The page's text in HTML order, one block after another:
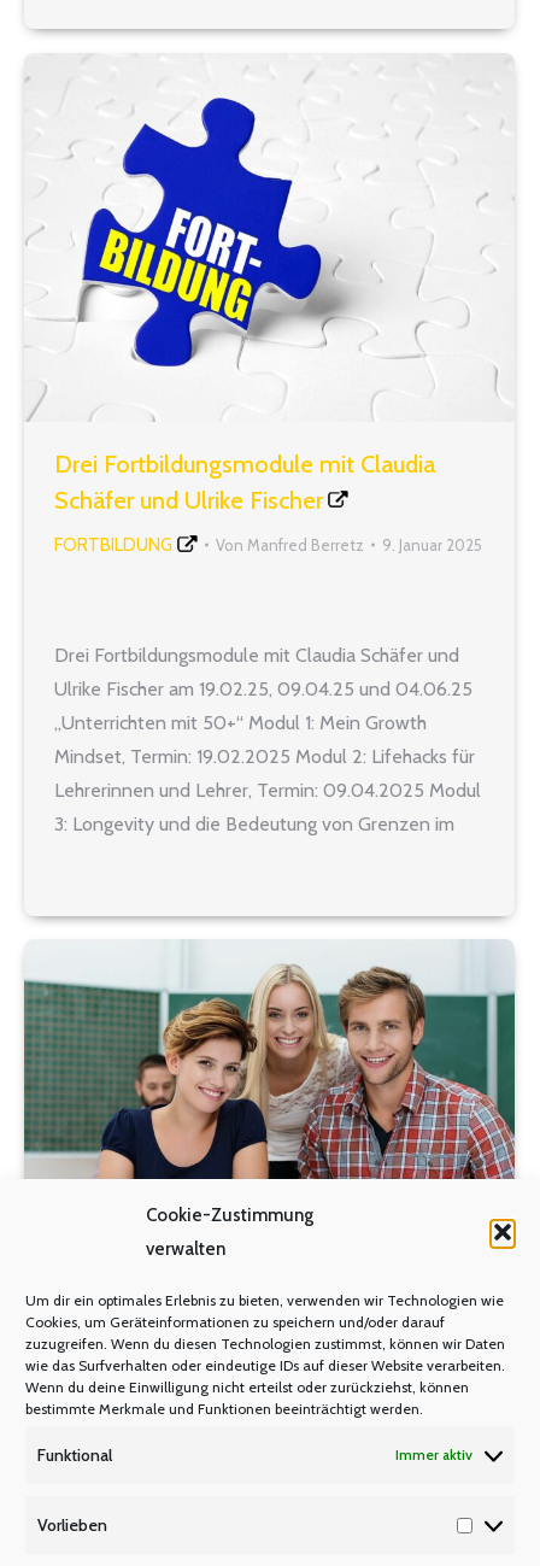
Cookie-Zustimmung
verwalten
Um dir ein optimales Erlebnis zu bieten, verwenden wir Technologien wie
Cookies, um Geräteinformationen zu speichern und/oder darauf
zuzugreifen. Wenn du diesen Technologien zustimmst, können wir Daten
wie das Surfverhalten oder eindeutige IDs auf dieser Website verarbeiten.
Wenn du deine Einwilligung nicht erteilst oder zurückziehst, können
bestimmte Merkmale und Funktionen beeinträchtigt werden.
Funktional Immer aktiv
Vorlieben
u.v.m.“ Entnommen: Flyer dbb Akademie…
Drei Fortbildungsmodule mit Claudia
Schäfer und Ulrike Fischer
FORTBILDUNG Von Manfred Berretz 9. Januar 2025
Drei Fortbildungsmodule mit Claudia Schäfer und
Ulrike Fischer am 19.02.25, 09.04.25 und 04.06.25
„Unterrichten mit 50+“ Modul 1: Mein Growth
Mindset, Termin: 19.02.2025 Modul 2: Lifehacks für
Lehrerinnen und Lehrer, Termin: 09.04.2025 Modul
3: Longevity und die Bedeutung von Grenzen im
fortschreitender…
Lehrerräteschulungen 2025 im Reg.-
Bezirk Köln
LEHRERRÄTESCHULUNGEN VonManfred Berretz
8. Januar 2025
Regierungsbezirk Köln Einladungübersicht mit